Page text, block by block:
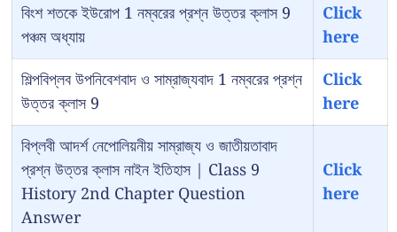
বিংশ শতকে ইউরোপ 1 নম্বরের প্রশ্ন উত্তর ক্লাস 9
পঞ্চম অধ্যায়
Click
here
শিল্পবিপ্লব উপনিবেশবাদ ও সাম্রাজ্যবাদ 1 নম্বরের প্রশ্ন
উত্তর ক্লাস 9
Click
here
বিপ্লবী আদর্শ নেপোলিয়নীয় সাম্রাজ্য ও জাতীয়তাবাদ
প্রশ্ন উত্তর ক্লাস নাইন ইতিহাস | Class 9
History 2nd Chapter Question
Answer
Click
here